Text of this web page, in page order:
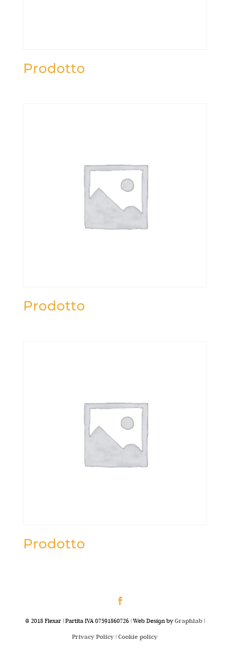
Prodotto
Prodotto
Prodotto
@ 2018 Flexar | Partita IVA 07591860726 | Web Design byGraphlab|
Privacy Policy |Cookie policy